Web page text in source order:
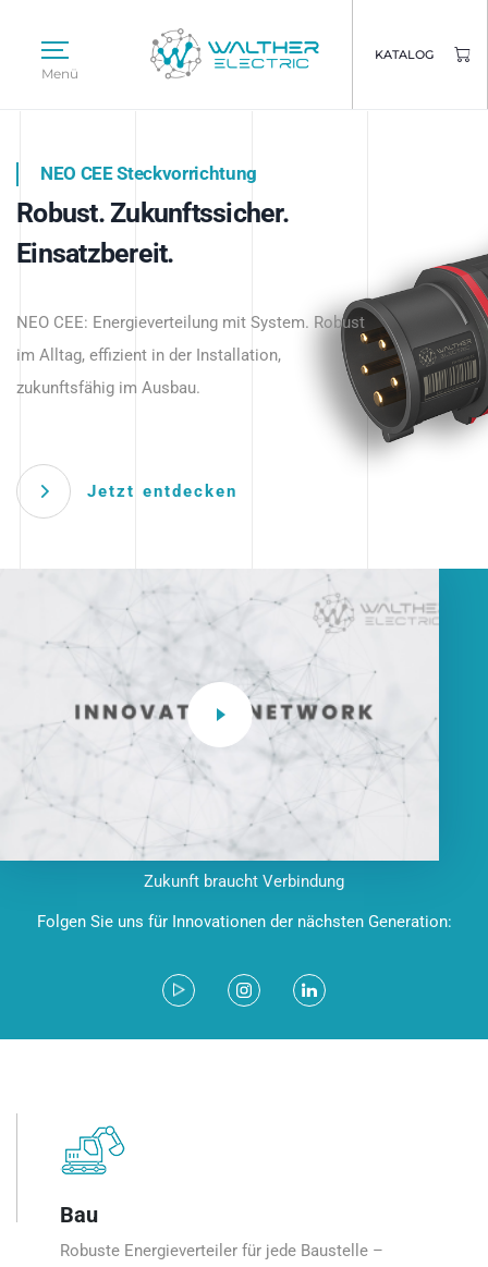
Menü
KATALOG
Intelligente Stromverteilung
beginnt hier.
NEO CEE Steckvorrichtung
Robust. Zukunftssicher.
Einsatzbereit.
NEO CEE: Energieverteilung mit System. Robust
im Alltag, effizient in der Installation,
zukunftsfähig im Ausbau.
Jetzt entdecken
Intelligenz trifft Energie.
Anwendungen – robust, IP-geschützt und
zukunftsfähig.
Zukunft braucht Verbindung
Folgen Sie uns für Innovationen der nächsten Generation:
Bau
Robuste Energieverteiler für jede Baustelle –